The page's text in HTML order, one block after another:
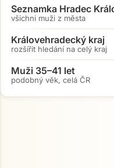
Seznamka Hradec
všichni muži z města
Královehradecký kraj
rozšířit hledání na celý kraj
Muži 35–41 let
podobný věk, celá ČR